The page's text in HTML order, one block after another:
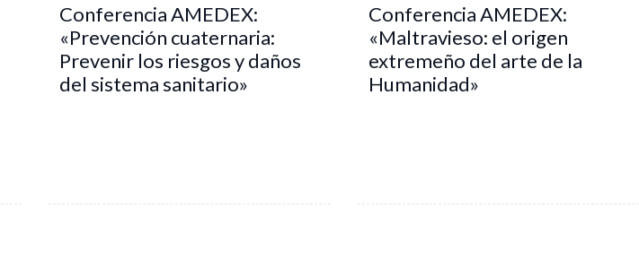
Conferencia AMEDEX:
«Prevención cuaternaria:
Prevenir los riesgos y daños
del sistema sanitario»
Conferencia AMEDEX:
«Maltravieso: el origen
extremeño del arte de la
Humanidad»